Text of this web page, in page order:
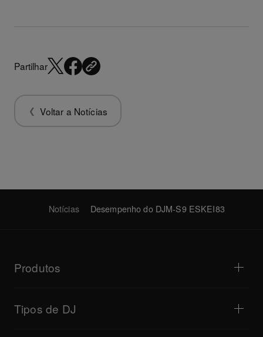
Partilhar
Voltar a Notícias
Notícias Desempenho do DJM-S9 ESKEI83
Produtos
Mesas de mistura para DJ
Sistemas para DJ tudo-em-um
Tipos de DJ